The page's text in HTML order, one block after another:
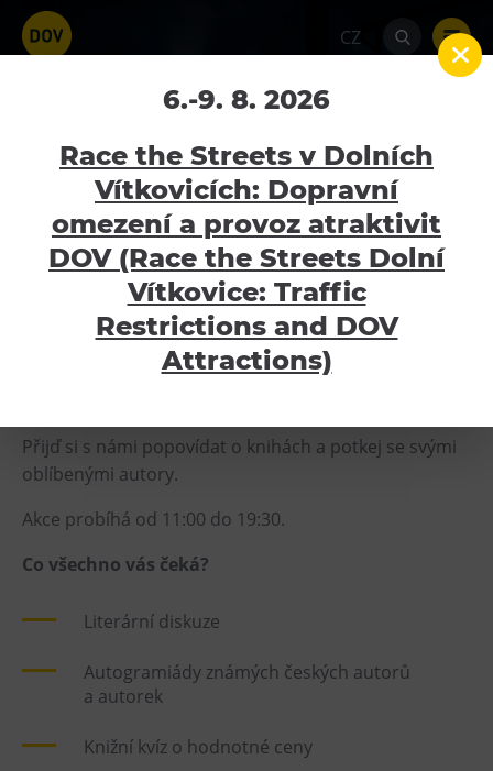
CZ
Festival Knižních
závisláků
Home Kalendář akcí
Festival Knižních
4.11.2023
Atraktivity
Bolt Tower
Velký svět techniky
Malý svět techniky U6
Gong
Galerie Gong
Hornické muzeum
Heligonka
HopJump
Národní zemědělské muzeum
Fajna Dilna
FUTUREUM
Prohlídky
Velký svět technikyse v sobotu4. listopadu 2023
Přijď si s námi popovídat o knihách a potkej se svými
oblíbenými autory.
Akce probíhá od 11:00 do 19:30.
Co všechno vás čeká?
Literární diskuze
Autogramiády známých českých autorů
a autorek
Knižní kvíz o hodnotné ceny
6.-9. 8. 2026
Race the Streets v Dolních
Vítkovicích: Dopravní
omezení a provoz atraktivit
DOV (Race the Streets Dolní
Vítkovice: Traffic
Restrictions and DOV
Attractions)